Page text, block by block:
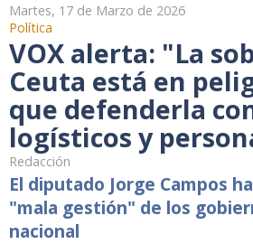
Martes, 17 de Marzo de 2026
Política
VOX alerta: "La
Ceuta está en
que defenderla
logísticos y
Redacción
El diputado Jorge Campos
"mala gestión" de los
nacional